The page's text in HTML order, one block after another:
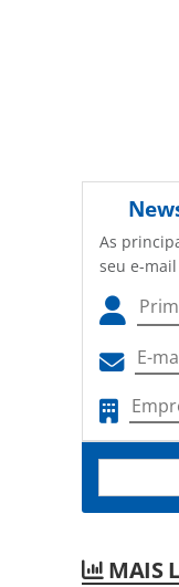
As
seu e-mail
MAIS